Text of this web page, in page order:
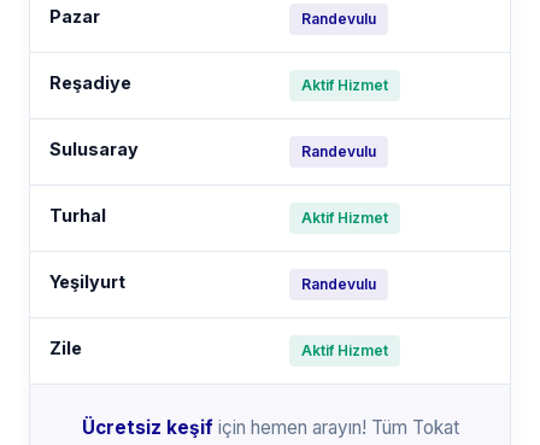
Pazar Randevulu
Reşadiye Aktif Hizmet
Sulusaray Randevulu
Turhal Aktif Hizmet
Yeşilyurt Randevulu
Zile Aktif Hizmet
Ücretsiz keşifiçin hemen arayın! Tüm Tokat